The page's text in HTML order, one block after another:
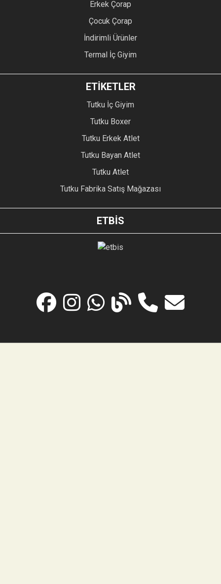
Erkek Çorap
Çocuk Çorap
İndirimli Ürünler
Termal İç Giyim
ETİKETLER
Tutku İç Giyim
Tutku Boxer
Tutku Erkek Atlet
Tutku Bayan Atlet
Tutku Atlet
Tutku Fabrika Satış Mağazası
ETBİS